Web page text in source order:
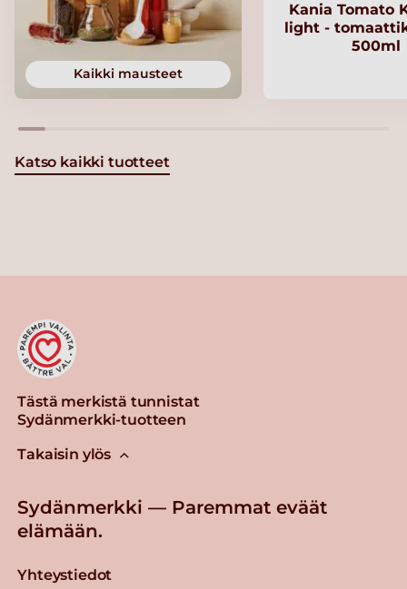
Kaikki mausteet
Kania Tomato
light -
500ml
Katso kaikki tuotteet
Tästä merkistä tunnistat
Sydänmerkki-tuotteen
Takaisin ylös
Sydänmerkki — Paremmat eväät
elämään.
Yhteystiedot